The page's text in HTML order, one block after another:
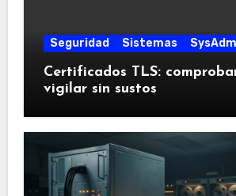
Seguridad Sistemas
Certificados TLS:
vigilar sin sustos